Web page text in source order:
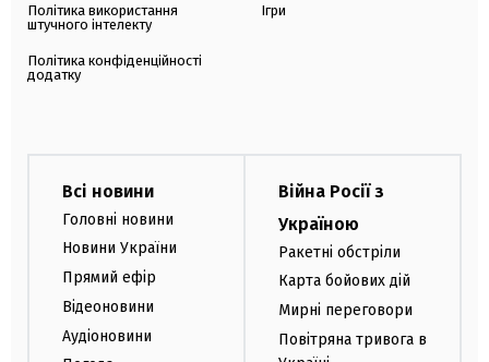
Політика використання
штучного інтелекту
Політика конфіденційності
додатку
Ігри
Всі новини
Головні новини
Новини України
Прямий ефір
Відеоновини
Аудіоновини
Війна Росії з
Україною
Ракетні обстріли
Карта бойових дій
Мирні переговори
Повітряна тривога в